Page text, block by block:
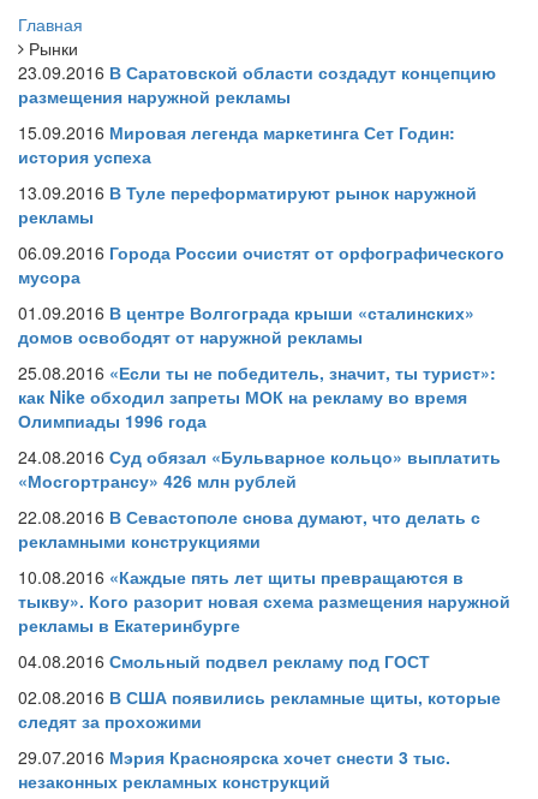
Главная
Рынки
23.09.2016 В Саратовской области создадут концепцию
размещения наружной рекламы
15.09.2016 Мировая легенда маркетинга Сет Годин:
история успеха
13.09.2016 В Туле переформатируют рынок наружной
рекламы
06.09.2016 Города России очистят от орфографического
мусора
01.09.2016 В центре Волгограда крыши «сталинских»
домов освободят от наружной рекламы
25.08.2016 «Если ты не победитель, значит, ты турист»:
как Nike обходил запреты МОК на рекламу во время
Олимпиады 1996 года
24.08.2016 Суд обязал «Бульварное кольцо» выплатить
«Мосгортрансу» 426 млн рублей
22.08.2016 В Севастополе снова думают, что делать с
рекламными конструкциями
10.08.2016 «Каждые пять лет щиты превращаются в
тыкву». Кого разорит новая схема размещения наружной
рекламы в Екатеринбурге
04.08.2016 Смольный подвел рекламу под ГОСТ
02.08.2016 В США появились рекламные щиты, которые
следят за прохожими
29.07.2016 Мэрия Красноярска хочет снести 3 тыс.
незаконных рекламных конструкций